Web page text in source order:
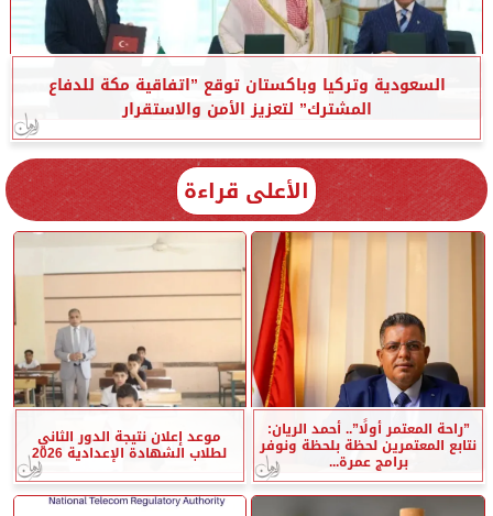
السعودية وتركيا وباكستان توقع ”اتفاقية مكة للدفاع
المشترك” لتعزيز الأمن والاستقرار
الأعلى قراءة
”راحة المعتمر أولًا”.. أحمد الريان:
نتابع المعتمرين لحظة بلحظة ونوفر
برامج عمرة...
موعد إعلان نتيجة الدور الثاني
لطلاب الشهادة الإعدادية 2026